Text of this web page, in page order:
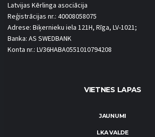
Latvijas Kērlinga asociācija
Reģistrācijas nr.: 40008058075
Adrese: Biķernieku iela 121H, Rīga, LV-1021;
Banka: AS SWEDBANK
Konta nr.: LV36HABA0551010794208
VIETNES LAPAS
JAUNUMI
LKA VALDE